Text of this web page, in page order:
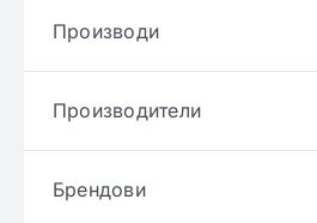
Производи
Производители
Брендови